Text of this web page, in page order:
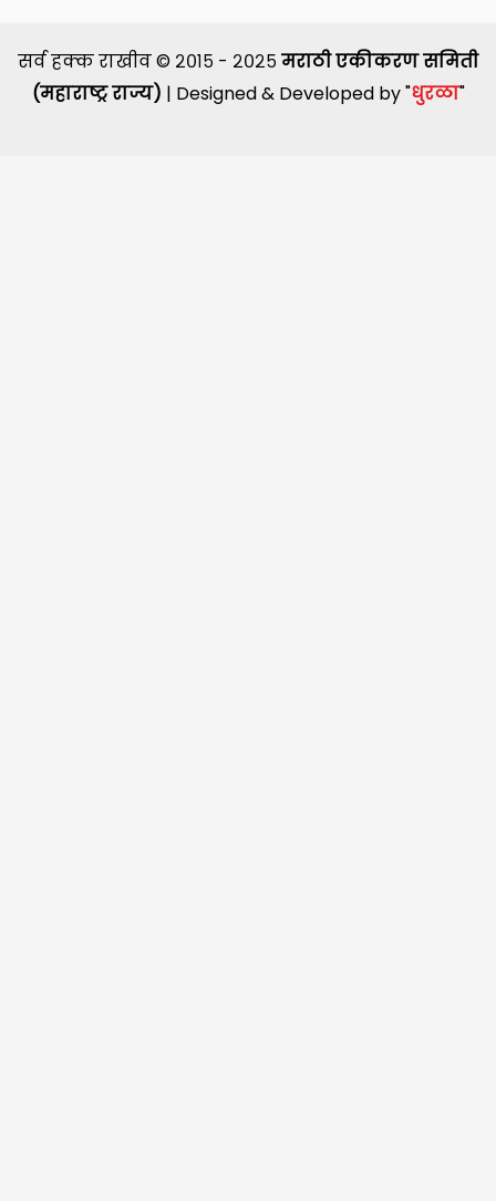
सर्व हक्क राखीव © २०१५ - २०२५ मराठी एकीकरण समिती
(महाराष्ट्र राज्य) | Designed & Developed by "धुरळा"